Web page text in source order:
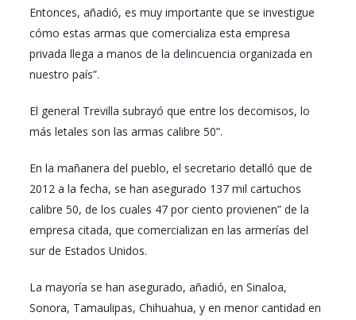
Entonces, añadió, es muy importante que se investigue
cómo estas armas que comercializa esta empresa
privada llega a manos de la delincuencia organizada en
nuestro país”.
El general Trevilla subrayó que entre los decomisos, lo
más letales son las armas calibre 50”.
En la mañanera del pueblo, el secretario detalló que de
2012 a la fecha, se han asegurado 137 mil cartuchos
calibre 50, de los cuales 47 por ciento provienen” de la
empresa citada, que comercializan en las armerías del
sur de Estados Unidos.
La mayoría se han asegurado, añadió, en Sinaloa,
Sonora, Tamaulipas, Chihuahua, y en menor cantidad en